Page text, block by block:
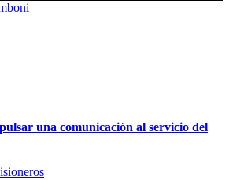
una comunicación al servicio del